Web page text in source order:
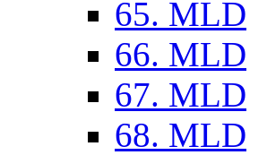
65. MLD
66. MLD
67. MLD
68. MLD